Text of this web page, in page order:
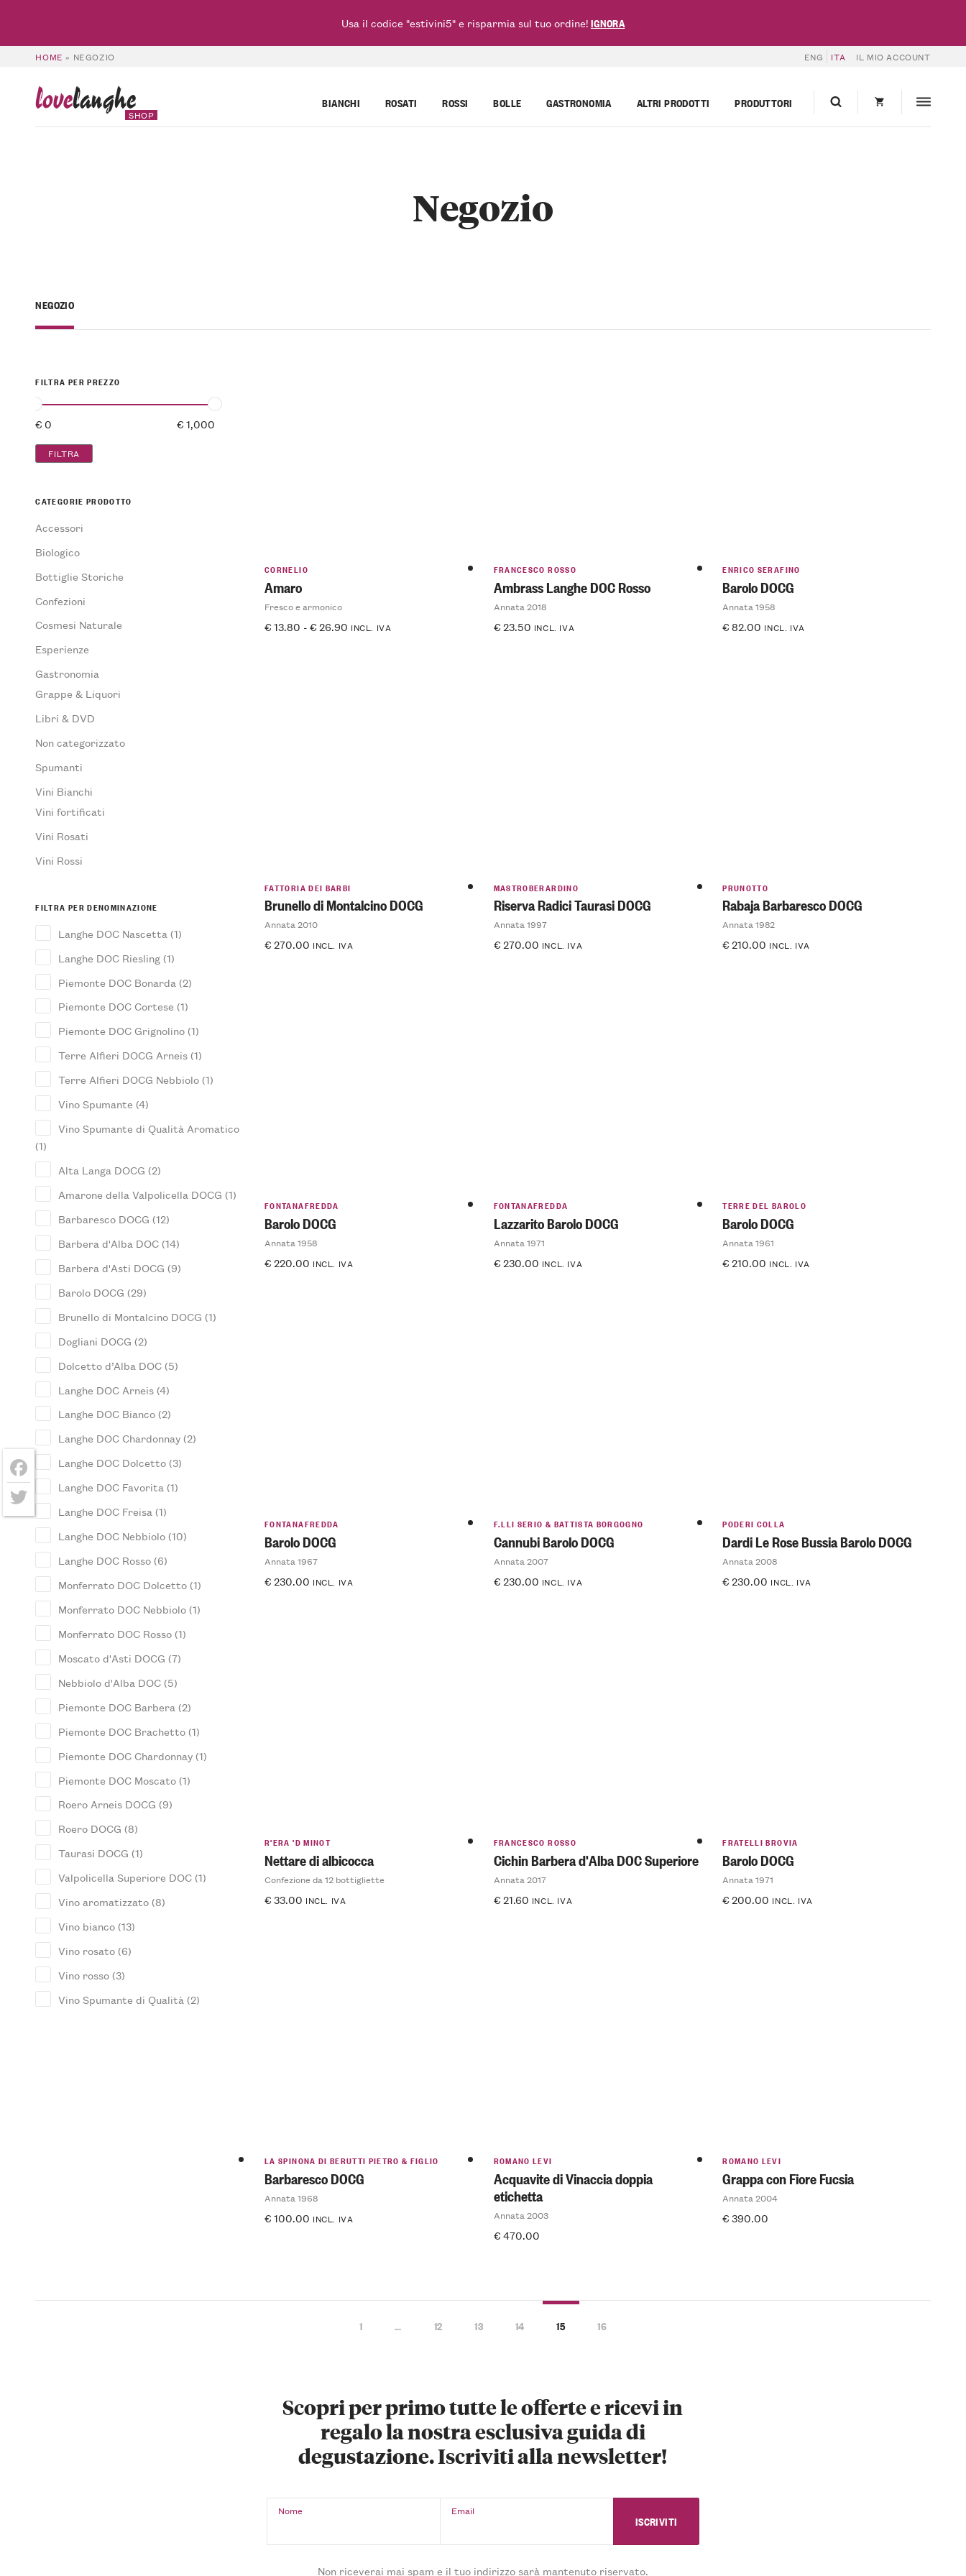
HOME » NEGOZIO ENG ITA IL MIO ACCOUNT
lovelanghe
SHOP
BIANCHI ROSATI ROSSI BOLLE GASTRONOMIA ALTRI PRODOTTI PRODUTTORI
Negozio
NEGOZIO
FILTRA PER PREZZO
FILTRA
CATEGORIE PRODOTTO
Accessori
Biologico
Bottiglie Storiche
Confezioni
Cosmesi Naturale
Esperienze
Gastronomia
Grappe & Liquori
Libri & DVD
Non categorizzato
Spumanti
Vini Bianchi
Vini fortificati
Vini Rosati
Vini Rossi
FILTRA PER DENOMINAZIONE
Langhe DOC Nascetta (1)
Langhe DOC Riesling (1)
Piemonte DOC Bonarda (2)
Piemonte DOC Cortese (1)
Piemonte DOC Grignolino (1)
Terre Alfieri DOCG Arneis (1)
Terre Alfieri DOCG Nebbiolo (1)
Vino Spumante (4)
Vino Spumante di Qualità Aromatico
(1)
Alta Langa DOCG (2)
Amarone della Valpolicella DOCG (1)
Barbaresco DOCG (12)
Barbera d'Alba DOC (14)
Barbera d'Asti DOCG (9)
Barolo DOCG (29)
Brunello di Montalcino DOCG (1)
Dogliani DOCG (2)
Dolcetto d’Alba DOC (5)
Langhe DOC Arneis (4)
Langhe DOC Bianco (2)
Langhe DOC Chardonnay (2)
Langhe DOC Dolcetto (3)
Langhe DOC Favorita (1)
Langhe DOC Freisa (1)
Langhe DOC Nebbiolo (10)
Langhe DOC Rosso (6)
Monferrato DOC Dolcetto (1)
Monferrato DOC Nebbiolo (1)
Monferrato DOC Rosso (1)
Moscato d'Asti DOCG (7)
Nebbiolo d'Alba DOC (5)
Piemonte DOC Barbera (2)
Piemonte DOC Brachetto (1)
Piemonte DOC Chardonnay (1)
Piemonte DOC Moscato (1)
Roero Arneis DOCG (9)
Roero DOCG (8)
Taurasi DOCG (1)
Valpolicella Superiore DOC (1)
Vino aromatizzato (8)
Vino bianco (13)
Vino rosato (6)
Vino rosso (3)
Vino Spumante di Qualità (2)
CORNELIO
Amaro
Fresco e armonico
€13.80 -€26.90 INCL. IVA
FRANCESCO ROSSO
Ambrass Langhe DOC Rosso
Annata 2018
€23.50 INCL. IVA
ENRICO SERAFINO
Barolo DOCG
Annata 1958
€82.00 INCL. IVA
FATTORIA DEI BARBI
Brunello di Montalcino DOCG
Annata 2010
€270.00 INCL. IVA
MASTROBERARDINO
Riserva Radici Taurasi DOCG
Annata 1997
€270.00 INCL. IVA
PRUNOTTO
Rabaja Barbaresco DOCG
Annata 1982
€210.00 INCL. IVA
FONTANAFREDDA
Barolo DOCG
Annata 1958
€220.00 INCL. IVA
FONTANAFREDDA
Lazzarito Barolo DOCG
Annata 1971
€230.00 INCL. IVA
TERRE DEL BAROLO
Barolo DOCG
Annata 1961
€210.00 INCL. IVA
FONTANAFREDDA
Barolo DOCG
Annata 1967
€230.00 INCL. IVA
F.LLI SERIO & BATTISTA BORGOGNO
Cannubi Barolo DOCG
Annata 2007
€230.00 INCL. IVA
PODERI COLLA
Dardi Le Rose Bussia Barolo DOCG
Annata 2008
€230.00 INCL. IVA
R'ERA 'D MINOT
Nettare di albicocca
Confezione da 12 bottigliette
€33.00 INCL. IVA
FRANCESCO ROSSO
Cichin Barbera d'Alba DOC Superiore
Annata 2017
€21.60 INCL. IVA
FRATELLI BROVIA
Barolo DOCG
Annata 1971
€200.00 INCL. IVA
LA SPINONA DI BERUTTI PIETRO & FIGLIO
Barbaresco DOCG
Annata 1968
€100.00 INCL. IVA
ROMANO LEVI
Acquavite di Vinaccia doppia
etichetta
Annata 2003
€470.00
ROMANO LEVI
Grappa con Fiore Fucsia
Annata 2004
€390.00
1 … 12 13 14 15 16
Scopri per primo tutte le offerte e ricevi in
regalo la nostra esclusiva guida di
degustazione. Iscriviti alla newsletter!
Nome Email
Non riceverai mai spam e il tuo indirizzo sarà mantenuto riservato.
Facebook
Twitter
Usa il codice "estivini5" e risparmia sul tuo ordine!IGNORA